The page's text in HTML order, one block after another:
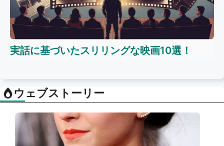
実話に基づいたスリリングな映画10選！
ウェブストーリー